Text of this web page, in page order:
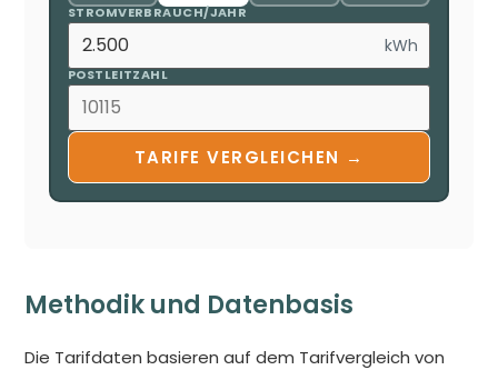
STROMVERBRAUCH/JAHR
kWh
POSTLEITZAHL
TARIFE VERGLEICHEN →
Methodik und Datenbasis
Die Tarifdaten basieren auf dem Tarifvergleich von